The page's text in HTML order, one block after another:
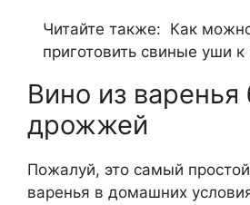
Читайте также: Как
приготовить свиные уши к
Вино из варенья
дрожжей
Пожалуй, это самый
варенья в домашних